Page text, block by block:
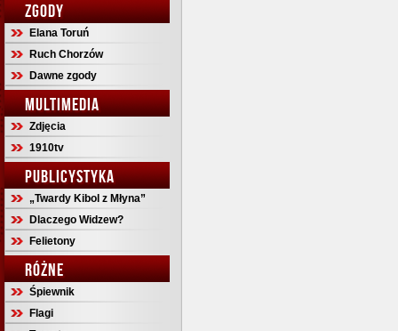
ZGODY
Elana Toruń
Ruch Chorzów
Dawne zgody
MULTIMEDIA
Zdjęcia
1910tv
PUBLICYSTYKA
„Twardy Kibol z Młyna”
Dlaczego Widzew?
Felietony
RÓŻNE
Śpiewnik
Flagi